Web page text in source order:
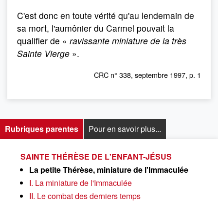
C'est donc en toute vérité qu'au lendemain de
sa mort, l'aumônier du Carmel pouvait la
qualifier de « ravissante miniature de la très
Sainte Vierge ».
CRC n° 338, septembre 1997, p. 1
Rubriques parentes
SAINTE THÉRÈSE DE L'ENFANT-JÉSUS
La petite Thérèse, miniature de l'Immaculée
I. La miniature de l'Immaculée
II. Le combat des derniers temps
Pour en savoir plus...